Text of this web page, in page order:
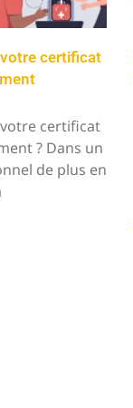
certificat
certificat
? Dans un
de plus en